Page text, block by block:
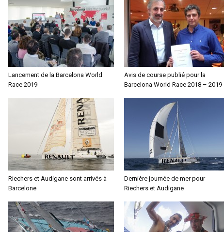
Lancement de la Barcelona World
Race 2019
Avis de course publié pour la
Barcelona World Race 2018 – 2019
Riechers et Audigane sont arrivés à
Barcelone
Dernière journée de mer pour
Riechers et Audigane